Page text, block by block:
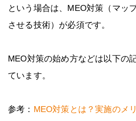
という場合は、MEO対策（マッ
させる技術）が必須です。
MEO対策の始め方などは以下の
ています。
参考： MEO対策とは？実施のメ